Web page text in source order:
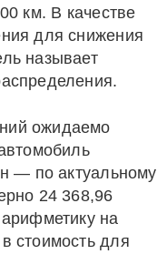
км. В качестве
для снижения
называет
ожидаемо
— по актуальному
24 368,96
на
стоимость для